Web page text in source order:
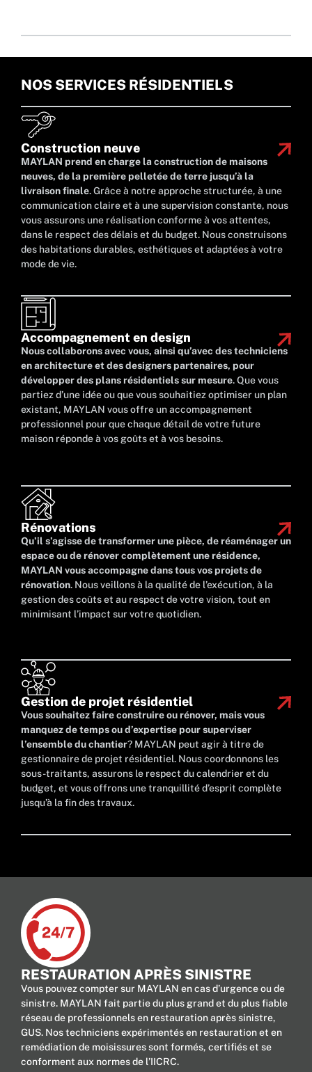
NOS SERVICES RÉSIDENTIELS
Construction neuve
MAYLAN prend en charge la construction de maisons
neuves, de la première pelletée de terre jusqu’à la
livraison finale. Grâce à notre approche structurée, à une
communication claire et à une supervision constante, nous
vous assurons une réalisation conforme à vos attentes,
dans le respect des délais et du budget. Nous construisons
des habitations durables, esthétiques et adaptées à votre
mode de vie.
Accompagnement en design
Nous collaborons avec vous, ainsi qu’avec des techniciens
en architecture et des designers partenaires, pour
développer des plans résidentiels sur mesure. Que vous
partiez d’une idée ou que vous souhaitiez optimiser un plan
existant, MAYLAN vous offre un accompagnement
professionnel pour que chaque détail de votre future
maison réponde à vos goûts et à vos besoins.
Rénovations
Qu’il s’agisse de transformer une pièce, de réaménager un
espace ou de rénover complètement une résidence,
MAYLAN vous accompagne dans tous vos projets de
rénovation. Nous veillons à la qualité de l’exécution, à la
gestion des coûts et au respect de votre vision, tout en
minimisant l’impact sur votre quotidien.
Gestion de projet résidentiel
Vous souhaitez faire construire ou rénover, mais vous
manquez de temps ou d’expertise pour superviser
l’ensemble du chantier? MAYLAN peut agir à titre de
gestionnaire de projet résidentiel. Nous coordonnons les
sous-traitants, assurons le respect du calendrier et du
budget, et vous offrons une tranquillité d’esprit complète
jusqu’à la fin des travaux.
RESTAURATION APRÈS SINISTRE
Vous pouvez compter sur MAYLAN en cas d’urgence ou de
sinistre. MAYLAN fait partie du plus grand et du plus fiable
réseau de professionnels en restauration après sinistre,
GUS. Nos techniciens expérimentés en restauration et en
remédiation de moisissures sont formés, certifiés et se
conforment aux normes de l’IICRC.